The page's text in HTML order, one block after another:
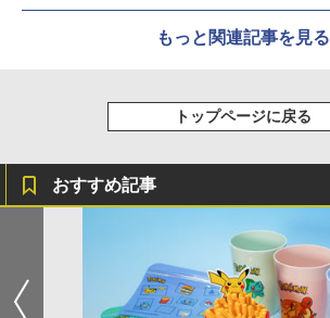
もっと関連記事を見る
トップページに戻る
おすすめ記事